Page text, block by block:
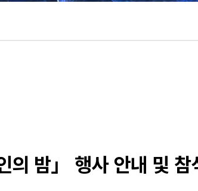
밤」 행사 안내 및 참